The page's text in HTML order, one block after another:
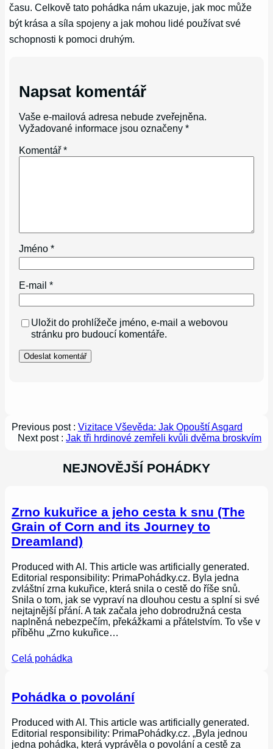
času. Celkově tato pohádka nám ukazuje, jak moc může
být krása a síla spojeny a jak mohou lidé používat své
schopnosti k pomoci druhým.
Napsat komentář
Vaše e-mailová adresa nebude zveřejněna.
Vyžadované informace jsou označeny*
Komentář*
Jméno*
E-mail*
Uložit do prohlížeče jméno, e-mail a webovou
stránku pro budoucí komentáře.
Previous post : Vizitace Vševěda: Jak Opouští Asgard
Next post :Jak tři hrdinové zemřeli kvůli dvěma broskvím
NEJNOVĚJŠÍ POHÁDKY
Zrno kukuřice a jeho cesta k snu (The
Grain of Corn and its Journey to
Dreamland)
Produced with AI. This article was artificially generated.
Editorial responsibility: PrimaPohádky.cz. Byla jedna
zvláštní zrna kukuřice, která snila o cestě do říše snů.
Snila o tom, jak se vypraví na dlouhou cestu a splní si své
nejtajnější přání. A tak začala jeho dobrodružná cesta
naplněná nebezpečím, překážkami a přátelstvím. To vše v
příběhu „Zrno kukuřice…
Celá pohádka
Pohádka o povolání
Produced with AI. This article was artificially generated.
Editorial responsibility: PrimaPohádky.cz. „Byla jednou
jedna pohádka, která vyprávěla o povolání a cestě za